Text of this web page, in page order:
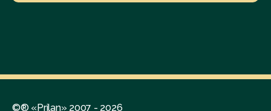
©® «Prilan» 2007 - 2026